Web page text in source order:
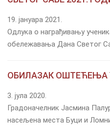
19. јануара 2021.
Одлука о награђивању
обележавања Дана Светог
ОБИЛАЗАК ОШТЕЋЕЊА
3. јула 2020.
Градоначелник Јасмина
насељена места Буци и